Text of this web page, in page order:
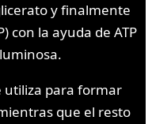
y finalmente
con la ayuda de ATP
utiliza para formar
que el resto